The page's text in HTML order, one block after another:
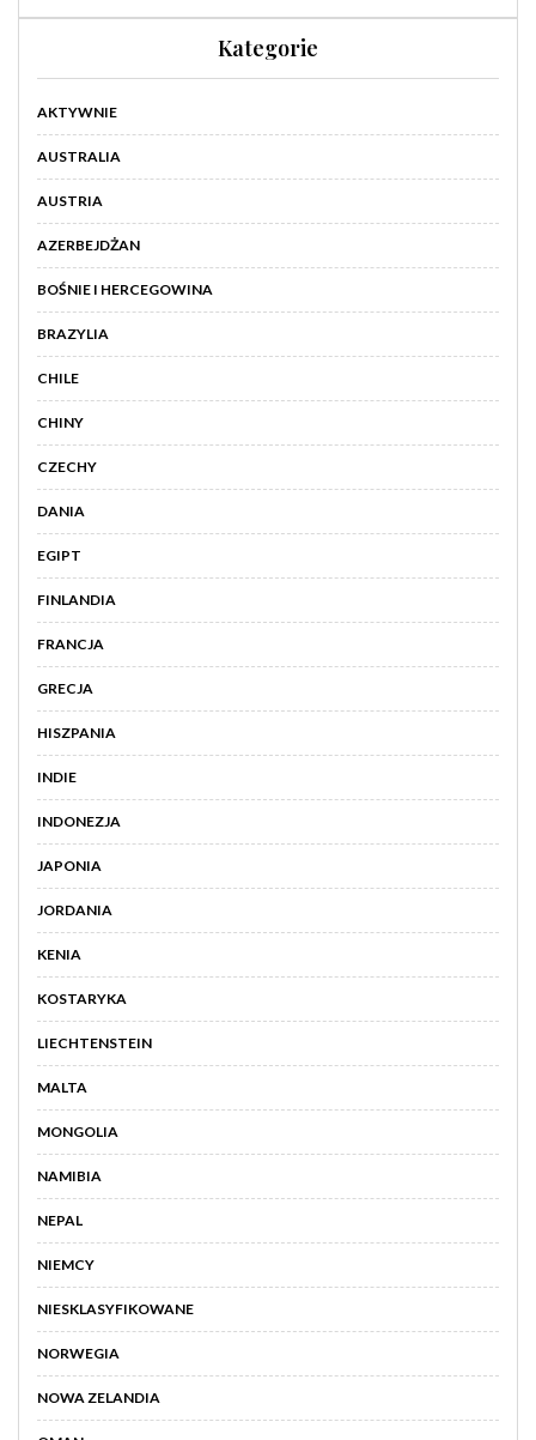
Kategorie
AKTYWNIE
AUSTRALIA
AUSTRIA
AZERBEJDŻAN
BOŚNIE I HERCEGOWINA
BRAZYLIA
CHILE
CHINY
CZECHY
DANIA
EGIPT
FINLANDIA
FRANCJA
GRECJA
HISZPANIA
INDIE
INDONEZJA
JAPONIA
JORDANIA
KENIA
KOSTARYKA
LIECHTENSTEIN
MALTA
MONGOLIA
NAMIBIA
NEPAL
NIEMCY
NIESKLASYFIKOWANE
NORWEGIA
NOWA ZELANDIA